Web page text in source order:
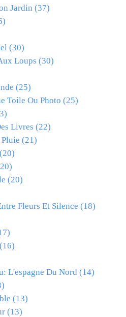
Jardin (37)
(30)
Loups (30)
(25)
Toile Ou Photo (25)
Livres (22)
Pluie (21)
(20)
(20)
Fleurs Et Silence (18)
(16)
L'espagne Du Nord (14)
(13)
(13)